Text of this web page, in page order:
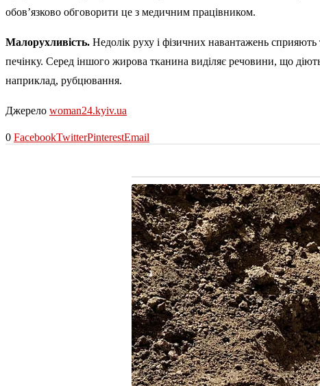
обов’язково обговорити це з медичним працівником.
Малорухливість. Недолік руху і фізичних навантажень
печінку. Серед іншого жирова тканина виділяє речовини, що
наприклад, рубцювання.
Джерело woman24.kyiv.ua
0 FacebookTwitterPinterestEmail